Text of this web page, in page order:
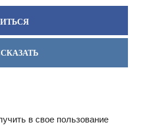
в свое пользование